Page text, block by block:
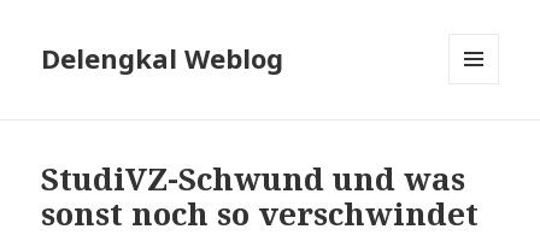
Delengkal Weblog
StudiVZ-Schwund und was
sonst noch so verschwindet